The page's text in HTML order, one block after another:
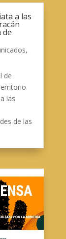
a las
de
,
de
las
de las